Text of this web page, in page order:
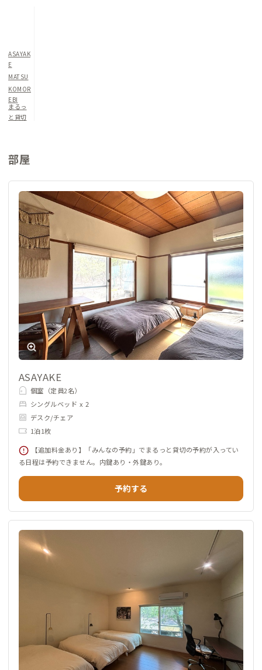
ASAYAK
E
MATSU
KOMOR
EBI
まるっ
と貸切
部屋
ASAYAKE
個室（定員2名）
シングルベッド x 2
デスク/チェア
1泊1枚
【追加料金あり】「みんなの予約」でまるっと貸切の予約が入ってい
る日程は予約できません。内鍵あり・外鍵あり。
予約する